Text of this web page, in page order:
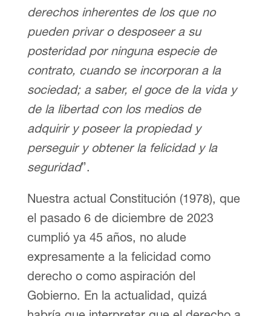
derechos inherentes de los que no
pueden privar o desposeer a su
posteridad por ninguna especie de
contrato, cuando se incorporan a la
sociedad; a saber, el goce de la vida y
de la libertad con los medios de
adquirir y poseer la propiedad y
perseguir y obtener la felicidad y la
seguridad”.
Nuestra actual Constitución (1978), que
el pasado 6 de diciembre de 2023
cumplió ya 45 años, no alude
expresamente a la felicidad como
derecho o como aspiración del
Gobierno. En la actualidad, quizá